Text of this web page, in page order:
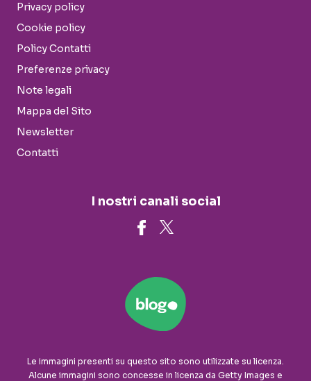
Privacy policy
Cookie policy
Policy Contatti
Preferenze privacy
Note legali
Mappa del Sito
Newsletter
Contatti
I nostri canali social
Le immagini presenti su questo sito sono utilizzate su licenza.
Alcune immagini sono concesse in licenza da Getty Images e